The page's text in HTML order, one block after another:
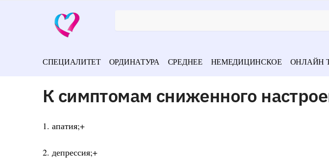
СПЕЦИАЛИТЕТ ОРДИНАТУРА СРЕДНЕЕ НЕМЕДИЦИНСКОЕ ОНЛАЙН
К симптомам сниженного
1. апатия;+
2. депрессия;+